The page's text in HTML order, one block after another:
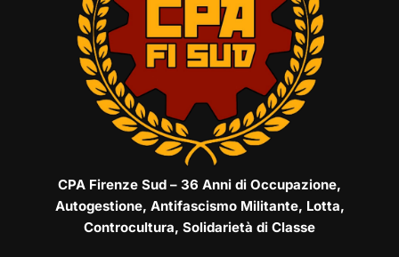
CPA Firenze Sud – 36 Anni di Occupazione,
Autogestione, Antifascismo Militante, Lotta,
Controcultura, Solidarietà di Classe